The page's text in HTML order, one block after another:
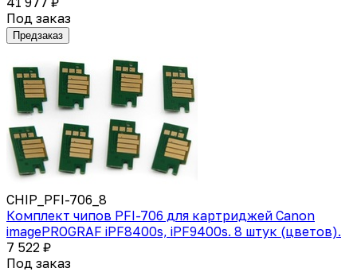
Под заказ
Предзаказ
CHIP_PFI-706_8
Комплект чипов PFI-706 для картриджей Canon
imagePROGRAF iPF8400s, iPF9400s. 8 штук (цветов).
7 522 ₽
Под заказ